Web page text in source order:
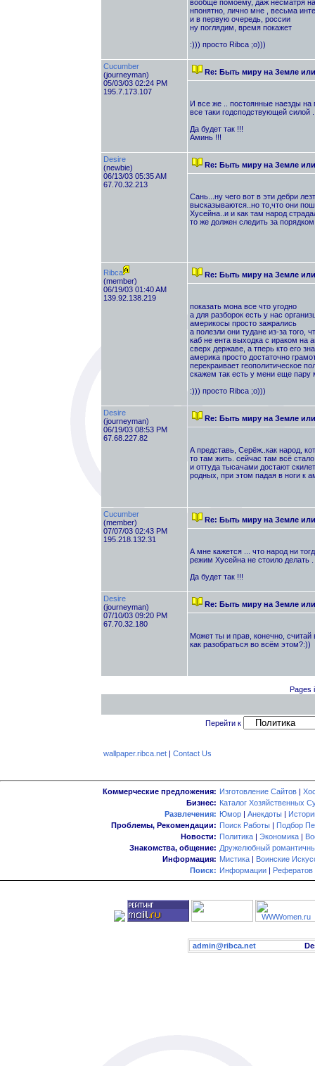
вообще помоему, даж несматря
нпонятно, лично мне , весьма
и в первую очередь, россии
ну поглядим, время покажет
:))) просто Ribca ;о)))
Cucumber
(journeyman)
05/03/03 02:24 PM
195.7.173.107
Re: Быть миру на Земле
И все же .. постоянные наезды на
все таки годсподствующей
Да будет так !!!
Аминь !!!
Desire
(newbie)
06/13/03 05:35 AM
67.70.32.213
Re: Быть миру на Земле
Сань...ну чего вот в эти дебри
высказываются..но то,что они
Хусейна..и и как там народ
то же должен следить за
Ribca
(member)
06/19/03 01:40 AM
139.92.138.219
Re: Быть миру на Земле
показать мона все что угодно
а для разборок есть у нас
америкосы просто зажрались
а полезли они тудане из-за того,
каб не ента выходка с ираком на
сверх державе, а тперь кто его
америка просто достаточно
перекраивает геополитическое
скажем так есть у мени еще
:))) просто Ribca ;о)))
Desire
(journeyman)
06/19/03 08:53 PM
67.68.227.82
Re: Быть миру на Земле
А представь, Серёж..как народ,
то там жить. сейчас там всё
и оттуда тысачами достают
родных, при этом падая в ноги к
Cucumber
(member)
07/07/03 02:43 PM
195.218.132.31
Re: Быть миру на Земле
А мне кажется ... что народ ни
режим Хусейна не стоило делать
Да будет так !!!
Desire
(journeyman)
07/10/03 09:20 PM
67.70.32.180
Re: Быть миру на Земле
Может ты и прав, конечно,
как разобраться во всём этом?:))
Pages
Перейти к
wallpaper.ribca.net| Contact Us
Коммерческие предложения: Изготовление Сайтов |
Бизнес: Каталог Хозяйственных
Развлечения: Юмор | Анекдоты |
Проблемы, Рекомендации: Поиск Работы | Подбор
Новости: Политика | Экономика |
Знакомства, общение: Дружелюбный
Информация: Мистика | Воинские
Поиск: Информации | Рефератов
admin@ribca.net